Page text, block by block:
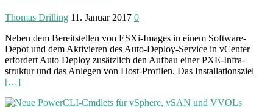
Thomas Drilling 11. Januar 2017 0
Neben dem Bereit­stellen von ESXi-Images in einem Soft­ware-
Depot und dem Akti­vieren des Auto-Deploy-Service in vCenter
erfor­dert Auto Deploy zusätzlich den Auf­bau einer PXE-Infra­
struktur und das Anlegen von Host-Profilen. Das Instal­lations­ziel
[…]